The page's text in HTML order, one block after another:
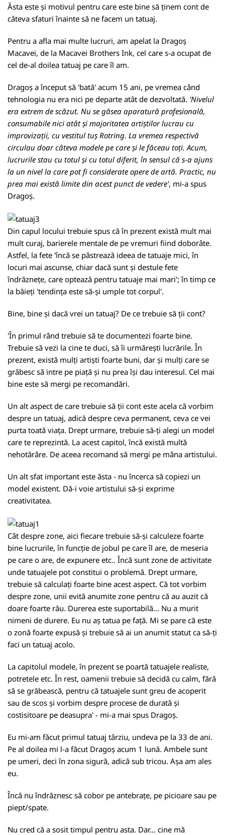
Ăsta este și motivul pentru care este bine să ținem cont de
câteva sfaturi înainte să ne facem un tatuaj.
Pentru a afla mai multe lucruri, am apelat la Dragoș
Macavei, de la Macavei Brothers Ink, cel care s-a ocupat de
cel de-al doilea tatuaj pe care îl am.
Dragoș a început să 'bată' acum 15 ani, pe vremea când
tehnologia nu era nici pe departe atât de dezvoltată. 'Nivelul
era extrem de scăzut. Nu se găsea aparatură profesională,
consumabile nici atât și majoritatea artiștilor lucrau cu
improvizații, cu vestitul tuș Rotring. La vremea respectivă
circulau doar câteva modele pe care și le făceau toți. Acum,
lucrurile stau cu totul și cu totul diferit, în sensul că s-a ajuns
la un nivel la care pot fi considerate opere de artă. Practic, nu
prea mai există limite din acest punct de vedere', mi-a spus
Dragoș.
Din capul locului trebuie spus că în prezent există mult mai
mult curaj, barierele mentale de pe vremuri fiind doborâte.
Astfel, la fete 'încă se păstrează ideea de tatuaje mici, în
locuri mai ascunse, chiar dacă sunt și destule fete
îndrăznețe, care optează pentru tatuaje mai mari'; în timp ce
la băieți 'tendința este să-și umple tot corpul'.
Bine, bine și dacă vrei un tatuaj? De ce trebuie să ții cont?
'În primul rând trebuie să te documentezi foarte bine.
Trebuie să vezi la cine te duci, să îi urmărești lucrările. În
prezent, există mulți artiști foarte buni, dar și mulți care se
grăbesc să intre pe piață și nu prea își dau interesul. Cel mai
bine este să mergi pe recomandări.
Un alt aspect de care trebuie să ții cont este acela că vorbim
despre un tatuaj, adică despre ceva permanent, ceva ce vei
purta toată viața. Drept urmare, trebuie să-ți alegi un model
care te reprezintă. La acest capitol, încă există multă
nehotărâre. De aceea recomand să mergi pe mâna artistului.
Un alt sfat important este ăsta - nu încerca să copiezi un
model existent. Dă-i voie artistului să-și exprime
creativitatea.
Cât despre zone, aici fiecare trebuie să-și calculeze foarte
bine lucrurile, în funcție de jobul pe care îl are, de meseria
pe care o are, de expunere etc.. Încă sunt zone de activitate
unde tatuajele pot constitui o problemă. Drept urmare,
trebuie să calculați foarte bine acest aspect. Că tot vorbim
despre zone, unii evită anumite zone pentru că au auzit că
doare foarte rău. Durerea este suportabilă... Nu a murit
nimeni de durere. Eu nu aș tatua pe față. Mi se pare că este
o zonă foarte expusă și trebuie să ai un anumit statut ca să-ți
faci un tatuaj acolo.
La capitolul modele, în prezent se poartă tatuajele realiste,
potretele etc. În rest, oamenii trebuie să decidă cu calm, fără
să se grăbească, pentru că tatuajele sunt greu de acoperit
sau de scos și vorbim despre procese de durată și
costisitoare pe deasupra' - mi-a mai spus Dragoș.
Eu mi-am făcut primul tatuaj târziu, undeva pe la 33 de ani.
Pe al doilea mi l-a făcut Dragoș acum 1 lună. Ambele sunt
pe umeri, deci în zona sigură, adică sub tricou. Așa am ales
eu.
Încă nu îndrăznesc să cobor pe antebrațe, pe picioare sau pe
piept/spate.
Nu cred că a sosit timpul pentru asta. Dar... cine mă